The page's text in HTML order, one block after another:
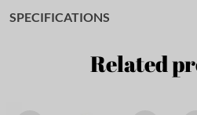
SPECIFICATIONS
Related